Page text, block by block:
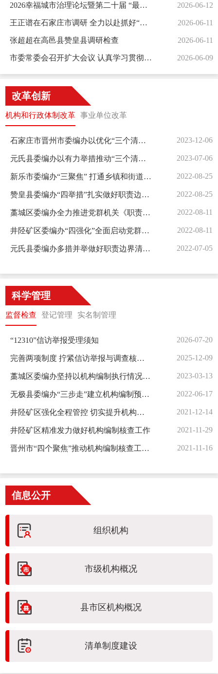
2026幸福城市治理论坛暨第二十届 “最具幸福感城市”调查推选活动在石家庄启动 任卫东张超超致辞 2026-06-12
王正谱在石家庄市调研 全力以赴抓好“三夏”生产 为全年粮食丰收打下坚实基础 2026-06-11
张超超在高邑县赞皇县调研检查 2026-06-11
市委常委会召开扩大会议 认真学习贯彻习近平总书记重要讲话精神 研究部署全市经济运行和大气污染防治等工作 张超超主持并讲话 2026-06-09
改革创新
机构和行政体制改革 事业单位改革
石家庄市晋州市委编办以优化“三个清单”为抓手推动部门履职运行 2023-12-06
元氏县委编办以有力举措推动“三个清单”更新调整到位 2023-07-06
新乐市委编办“三聚焦” 打通乡镇和街道综合行政执法“最后一公里” 2022-08-25
赞皇县委编办“四举措”扎实做好职责边界清单“回头看” 2022-08-25
藁城区委编办全力推进党群机关《职责任务清单》编制工作 2022-08-11
井陉矿区委编办“四强化”全面启动党群机关职责任务清单编制工作 2022-08-11
元氏县委编办多措并举做好职责边界清单动态管理工作 2022-07-05
科学管理
监督检查 登记管理 实名制管理
“12310”信访举报受理须知 2026-07-20
完善两项制度 拧紧信访举报与调查核实闭环链条 2025-12-09
藁城区委编办坚持以机构编制执行情况考核助推监督检查 2023-03-13
无极县委编办“三步走”建立机构编制预警机制 2022-06-17
井陉矿区强化全程管控 切实提升机构编制监督检查水平 2021-12-14
井陉矿区精准发力做好机构编制核查工作 2021-11-29
晋州市“四个聚焦”推动机构编制核查工作开新局 2021-11-16
信息公开
组织机构
市级机构概况
县市区机构概况
清单制度建设